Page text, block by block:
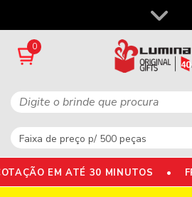
0
EM ATÉ 30 MINUTOS •